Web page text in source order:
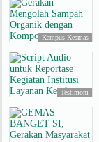
Kampus Kesmas
Testimoni